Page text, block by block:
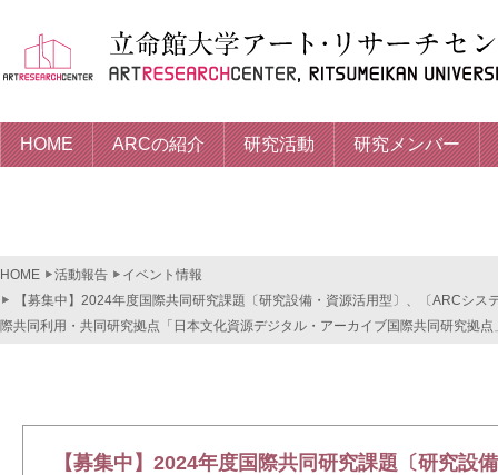
HOME ARCの紹介 研究活動 研究メンバー
HOME 活動報告
イベント情報
【募集中】2024年度国際共同研究課題〔研究設備・資源活用型〕、〔ARCシ
際共同利用・共同研究拠点「日本文化資源デジタル・アーカイブ国際共同研究拠
【募集中】2024年度国際共同研究課題〔研究設